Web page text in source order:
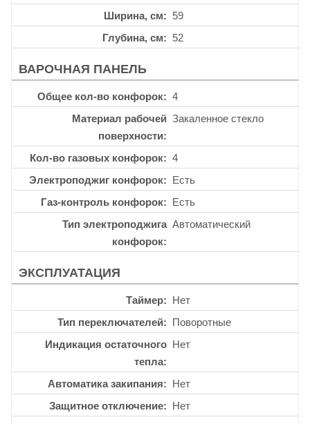
Ширина, см
59
Глубина, см
52
ВАРОЧНАЯ ПАНЕЛЬ
Общее кол-во конфорок
4
Материал рабочей
поверхности
Закаленное стекло
Кол-во газовых конфорок
4
Электроподжиг конфорок
Есть
Газ-контроль конфорок
Есть
Тип электроподжига
конфорок
Автоматический
ЭКСПЛУАТАЦИЯ
Таймер
Нет
Тип переключателей
Поворотные
Индикация остаточного
тепла
Нет
Автоматика закипания
Нет
Защитное отключение
Нет